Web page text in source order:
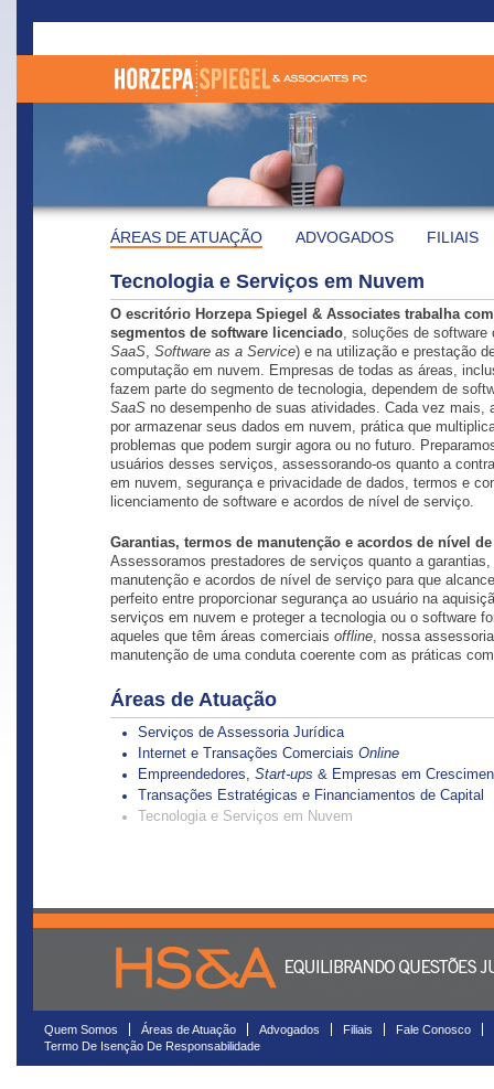
ÁREAS DE ATUAÇÃO ADVOGADOS FILIAIS
Tecnologia e Serviços em Nuvem
O escritório Horzepa Spiegel & Associates trabalha
segmentos de software licenciado, soluções de software
SaaS, Software as a Service) e na utilização e prestação
computação em nuvem. Empresas de todas as áreas,
fazem parte do segmento de tecnologia, dependem de
SaaS no desempenho de suas atividades. Cada vez mais,
por armazenar seus dados em nuvem, prática que
problemas que podem surgir agora ou no futuro.
usuários desses serviços, assessorando-os quanto a
em nuvem, segurança e privacidade de dados, termos e
licenciamento de software e acordos de nível de serviço.
Garantias, termos de manutenção e acordos de nível
Assessoramos prestadores de serviços quanto a
manutenção e acordos de nível de serviço para que
perfeito entre proporcionar segurança ao usuário na
serviços em nuvem e proteger a tecnologia ou o software
aqueles que têm áreas comerciais offline, nossa
manutenção de uma conduta coerente com as práticas
Áreas de Atuação
Serviços de Assessoria Jurídica
Internet e Transações Comerciais Online
Empreendedores, Start-ups & Empresas em
Transações Estratégicas e Financiamentos de Capital
Tecnologia e Serviços em Nuvem
Quem Somos Áreas de Atuação Advogados Filiais
Fale Conosco
Termo De Isenção De Responsabilidade